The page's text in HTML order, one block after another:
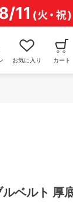
お気に入り カート
ベルト 厚